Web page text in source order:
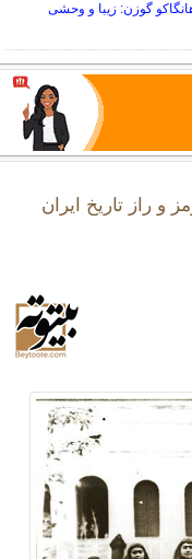
هانگاکو گوزن: زیبا و وحشی
و راز تاریخ ایران